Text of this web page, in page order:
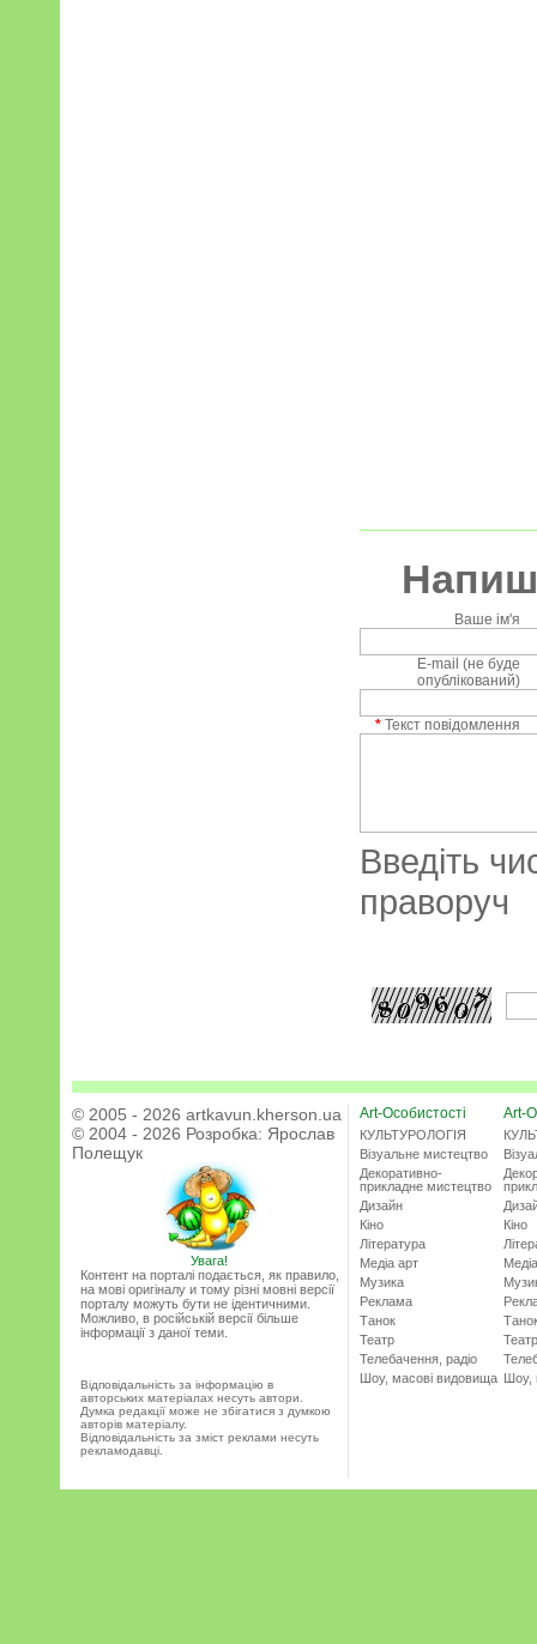
Ваше ім'я
E-mail (не буде
опублікований)
* Текст повідомлення
Введіть
праворуч
© 2005 - 2026 artkavun.kherson.ua
© 2004 - 2026 Розробка: Ярослав
Полещук
Увага!
Контент на порталі подається, як правило,
на мові оригіналу и тому різні мовні версії
порталу можуть бути не ідентичними.
Можливо, в російській версії більше
інформації з даної теми.
Відповідальність за інформацію в
авторських матеріалах несуть автори.
Думка редакції може не збігатися з думкою
авторів матеріалу.
Відповідальність за зміст реклами несуть
рекламодавці.
Art-Особистості
КУЛЬТУРОЛОГІЯ
Візуальне мистецтво
Декоративно-
прикладне мистецтво
Дизайн
Кіно
Література
Медіа арт
Музика
Реклама
Танок
Театр
Телебачення, радіо
Шоу, масові видовища
Art-
Кіно
Театр
Шоу,